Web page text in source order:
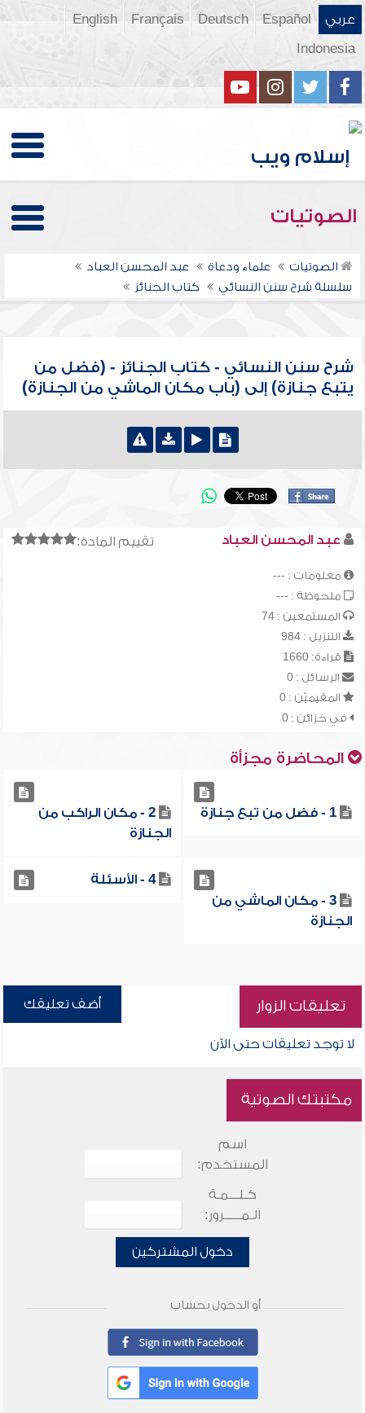
عربي Español
Deutsch
Français
English
Indonesia
الصوتيات
الصوتيات علماء ودعاة
عبد المحسن العباد
سلسلة شرح سنن النسائي
كتاب الجنائز
شرح سنن النسائي - كتاب الجنائز - (فضل من
يتبع جنازة) إلى (باب مكان الماشي من الجنازة)
تقييم المادة: عبد المحسن العباد
معلومات : ---
ملحوظة : ---
المستمعين : 74
التنزيل : 984
قراءة: 1660
الرسائل : 0
المقيميّن : 0
في خزائن : 0
المحاضرة مجزأة
1 - فضل من تبع جنازة
2 - مكان الراكب من
الجنازة
3 - مكان الماشي من
الجنازة
4 - الأسئلة
تعليقات الزوار أضف تعليقك
لا توجد تعليقات حتى الآن
مكتبتك الصوتية
اسم
المستخدم:
كـلـــمـة
الـمـــــرور:
دخول المشتركين
أو الدخول بحساب